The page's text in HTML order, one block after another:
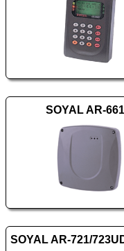
SOYAL AR-
SOYAL AR-721/